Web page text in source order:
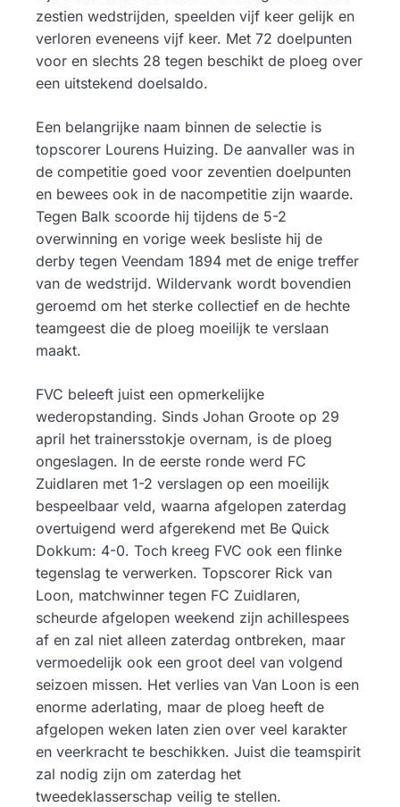
zestien wedstrijden, speelden vijf keer gelijk en
verloren eveneens vijf keer. Met 72 doelpunten
voor en slechts 28 tegen beschikt de ploeg over
een uitstekend doelsaldo.
Een belangrijke naam binnen de selectie is
topscorer Lourens Huizing. De aanvaller was in
de competitie goed voor zeventien doelpunten
en bewees ook in de nacompetitie zijn waarde.
Tegen Balk scoorde hij tijdens de 5-2
overwinning en vorige week besliste hij de
derby tegen Veendam 1894 met de enige treffer
van de wedstrijd. Wildervank wordt bovendien
geroemd om het sterke collectief en de hechte
teamgeest die de ploeg moeilijk te verslaan
maakt.
FVC beleeft juist een opmerkelijke
wederopstanding. Sinds Johan Groote op 29
april het trainersstokje overnam, is de ploeg
ongeslagen. In de eerste ronde werd FC
Zuidlaren met 1-2 verslagen op een moeilijk
bespeelbaar veld, waarna afgelopen zaterdag
overtuigend werd afgerekend met Be Quick
Dokkum: 4-0. Toch kreeg FVC ook een flinke
tegenslag te verwerken. Topscorer Rick van
Loon, matchwinner tegen FC Zuidlaren,
scheurde afgelopen weekend zijn achillespees
af en zal niet alleen zaterdag ontbreken, maar
vermoedelijk ook een groot deel van volgend
seizoen missen. Het verlies van Van Loon is een
enorme aderlating, maar de ploeg heeft de
afgelopen weken laten zien over veel karakter
en veerkracht te beschikken. Juist die teamspirit
zal nodig zijn om zaterdag het
tweedeklasserschap veilig te stellen.